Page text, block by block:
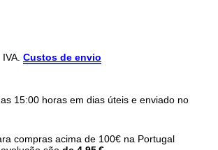
Custos de envio
15:00 horas em dias úteis e enviado no
compras acima de 100€ na Portugal